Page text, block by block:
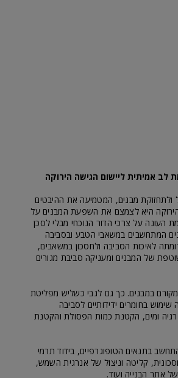
אמיתית ליישום הגישה הירוקה
ולתחזוקת מבנים, המטמיעה את ההיבטים
הירוקה היא לצמצם את השפעת המבנים על
העונה על צרכי הדור הנוכחי מבלי לסכן
המתחשבים במשאבי הטבע ובסביבה
לאיכות הסביבה ולחסכון במשאבים,
של המבנים ומעניקה סביבת מגורים
במבנים. כך גם לגבי כשליש מפליטת
בחומרים ידידותיים לסביבה
ומים, הקטנת כמות הפסולת והקטנת
בתנאים הטופוגרפיים, בידוד תרמי
קליטה וניצול של אנרגית השמש,
אתר הבנייה ועוד.